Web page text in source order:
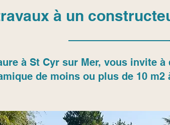
à un
à St Cyr sur Mer, vous invite
de moins ou plus de 10